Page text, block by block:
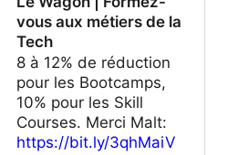
vous aux métiers de la
Tech
8 à 12% de réduction
pour les Bootcamps,
10% pour les Skill
Courses. Merci Malt:
https://bit.ly/3qhMaiV